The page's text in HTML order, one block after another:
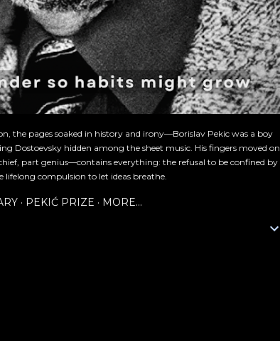
the pages soaked in history and irony—Borislav Pekic was a boy
Dostoevsky hidden among the sheet music. His fingers moved on
part genius—contains everything: the refusal to be confined by
lifelong compulsion to let ideas breathe.
PEKIĆ PRIZE MORE…